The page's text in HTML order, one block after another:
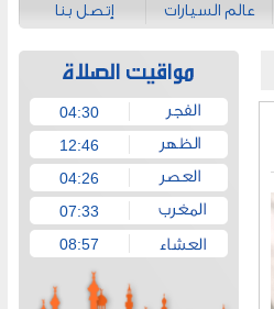
عالم السيارات إتصل بنا
04:30
12:46
04:26
07:33
08:57